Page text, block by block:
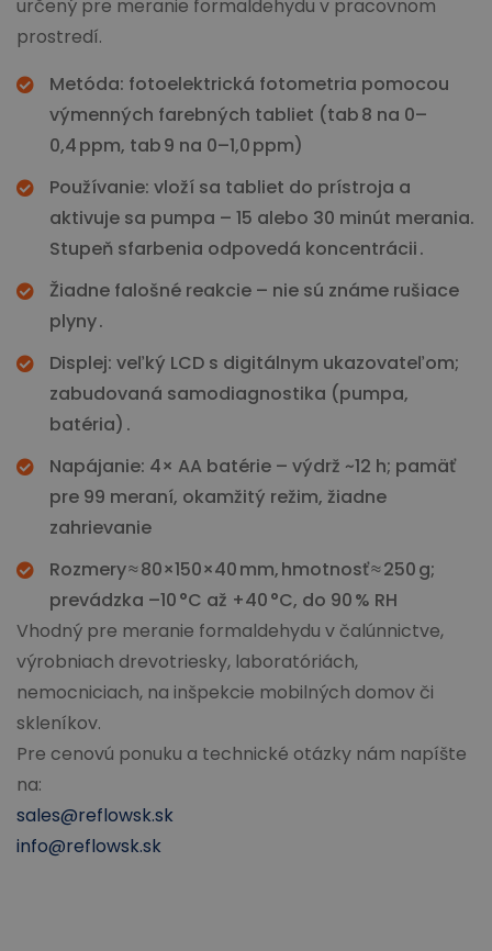
určený pre meranie formaldehydu v pracovnom
prostredí.
Metóda: fotoelektrická fotometria pomocou
výmenných farebných tabliet (tab 8 na 0–
0,4 ppm, tab 9 na 0–1,0 ppm)
Používanie: vloží sa tabliet do prístroja a
aktivuje sa pumpa – 15 alebo 30 minút merania.
Stupeň sfarbenia odpovedá koncentrácii .
Žiadne falošné reakcie – nie sú známe rušiace
plyny .
Displej: veľký LCD s digitálnym ukazovateľom;
zabudovaná samodiagnostika (pumpa,
batéria) .
Napájanie: 4× AA batérie – výdrž ~12 h; pamäť
pre 99 meraní, okamžitý režim, žiadne
zahrievanie
Rozmery ≈ 80×150×40 mm, hmotnosť ≈ 250 g;
prevádzka –10 °C až +40 °C, do 90 % RH
Vhodný pre meranie formaldehydu v čalúnnictve,
výrobniach drevotriesky, laboratóriách,
nemocniciach, na inšpekcie mobilných domov či
skleníkov.
Pre cenovú ponuku a technické otázky nám napíšte
na:
sales@reflowsk.sk
info@reflowsk.sk